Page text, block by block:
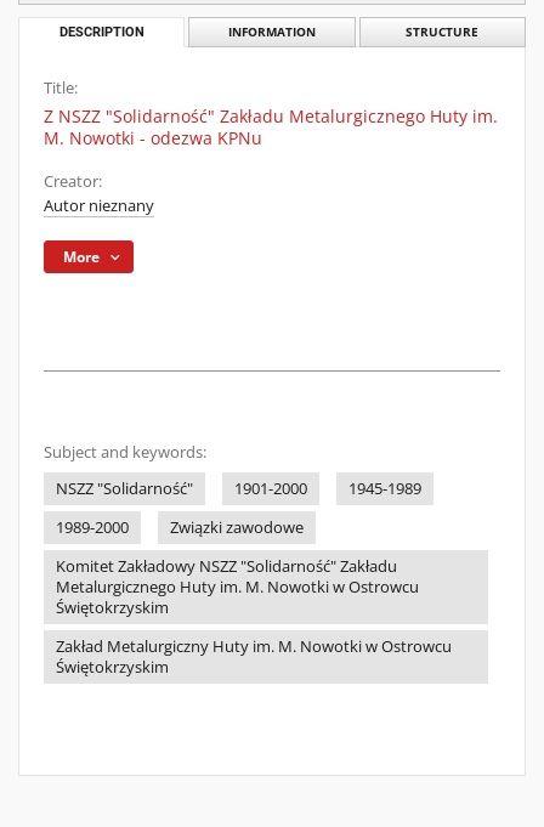
DESCRIPTION INFORMATION STRUCTURE
Title:
Z NSZZ "Solidarność" Zakładu Metalurgicznego Huty im.
M. Nowotki - odezwa KPNu
Creator:
Autor nieznany
More
Subject and keywords:
NSZZ "Solidarność"
1901-2000
1945-1989
1989-2000
Związki zawodowe
Komitet Zakładowy NSZZ "Solidarność" Zakładu
Metalurgicznego Huty im. M. Nowotki w Ostrowcu
Świętokrzyskim
Zakład Metalurgiczny Huty im. M. Nowotki w Ostrowcu
Świętokrzyskim